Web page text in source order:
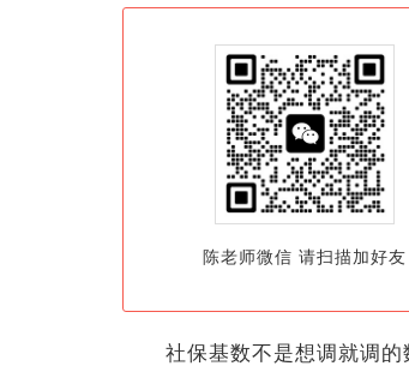
陈老师微信 请扫描加好友
社保基数不是想调就调的